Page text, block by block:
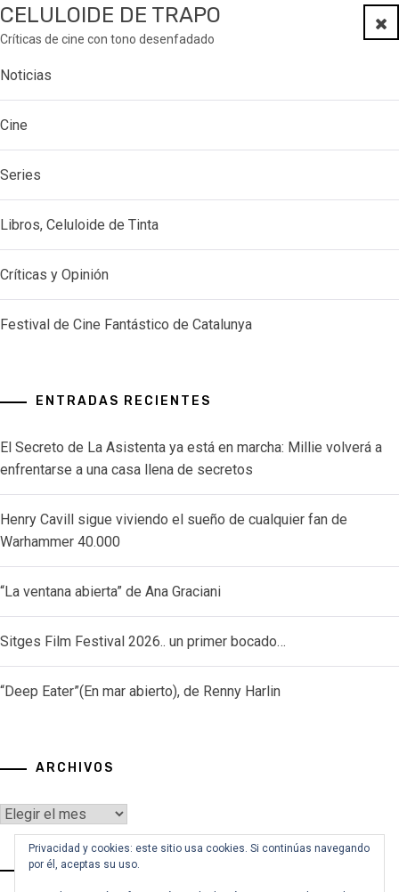
CELULOIDE DE TRAPO
Críticas de cine con tono desenfadado
Noticias
Cine
Series
Libros, Celuloide de Tinta
Críticas y Opinión
Festival de Cine Fantástico de Catalunya
ENTRADAS RECIENTES
El Secreto de La Asistenta ya está en marcha: Millie volverá a
enfrentarse a una casa llena de secretos
Henry Cavill sigue viviendo el sueño de cualquier fan de
Warhammer 40.000
“La ventana abierta” de Ana Graciani
Sitges Film Festival 2026.. un primer bocado…
“Deep Eater”(En mar abierto), de Renny Harlin
ARCHIVOS
Archivos
VOY A BUSCAR…
Privacidad y cookies: este sitio usa cookies. Si continúas navegando
por él, aceptas su uso.